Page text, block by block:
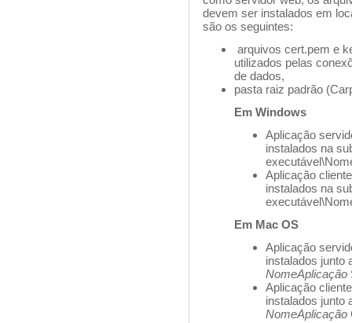
devem ser instalados em
são os seguintes:
arquivos cert.pem e
utilizados pelas
de dados,
pasta raiz padrão
Em Windows
Aplicação
instalados na
Aplicação
instalados na
Em Mac OS
Aplicação
instalados junto
NomeAplicação
Aplicação
instalados junto
NomeAplicação